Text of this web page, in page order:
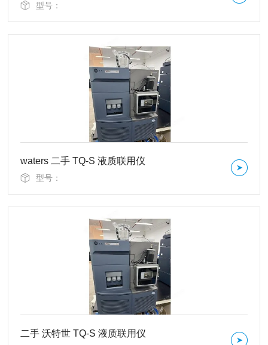
型号：
waters 二手 TQ-S 液质联用仪
型号：
二手 沃特世 TQ-S 液质联用仪